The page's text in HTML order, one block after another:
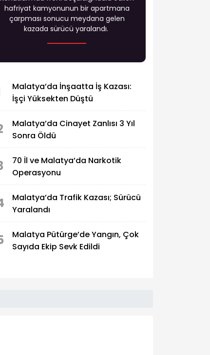
hafriyat kamyonunun bir apartmana
çarpması sonucu meydana gelen
kazada sürücü yaralandı.
Malatya’da İnşaatta İş Kazası:
İşçi Yüksekten Düştü
Malatya’da Cinayet Zanlısı 3 Yıl
Sonra Öldü
70 İl ve Malatya’da Narkotik
Operasyonu
Malatya’da Trafik Kazası; Sürücü
Yaralandı
Malatya Pütürge’de Yangın, Çok
Sayıda Ekip Sevk Edildi